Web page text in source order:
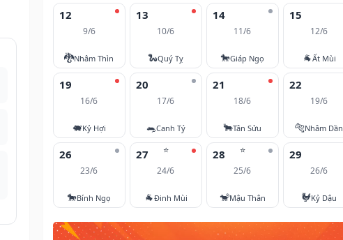
12
9/6
🐉Nhâm Thìn
13
10/6
🐍Quý Tỵ
14
11/6
🐎Giáp Ngọ
15
12/6
🐐Ất Mùi
19
16/6
🐖Kỷ Hợi
20
17/6
🐀Canh Tý
21
18/6
🐂Tân Sửu
22
19/6
🐅Nhâm Dần
26
23/6
🐎Bính Ngọ
⭐
27
24/6
🐐Đinh Mùi
⭐
28
25/6
🐒Mậu Thân
29
26/6
🐓Kỷ Dậu